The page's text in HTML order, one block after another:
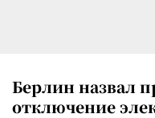
Берлин назвал
отключение